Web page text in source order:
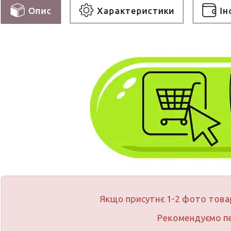
Опис Характеристики
Якщо присутнє 1-2 фото
Рекомендуємо